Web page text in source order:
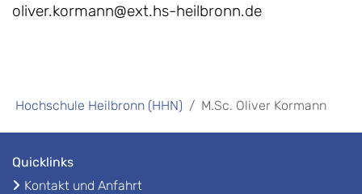
oliver.kormann@ext.hs-heilbronn.de
Hochschule Heilbronn (HHN) M.Sc. Oliver Kormann
Quicklinks
Kontakt und Anfahrt